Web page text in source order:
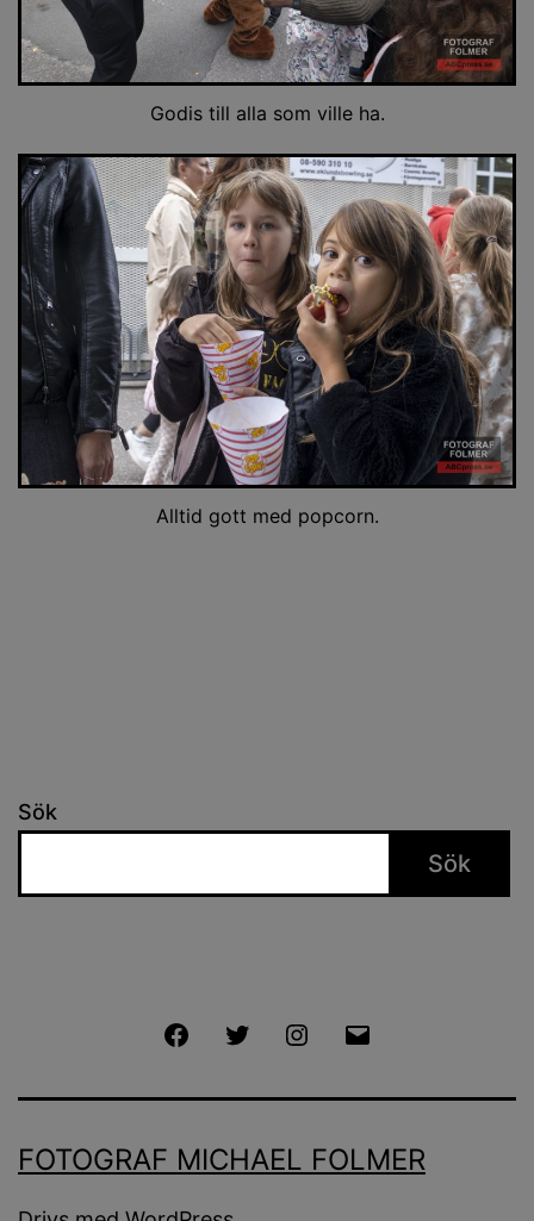
Godis till alla som ville ha.
Alltid gott med popcorn.
Sök
Sök
FacebookTwitter Instagram
FOTOGRAF MICHAEL FOLMER